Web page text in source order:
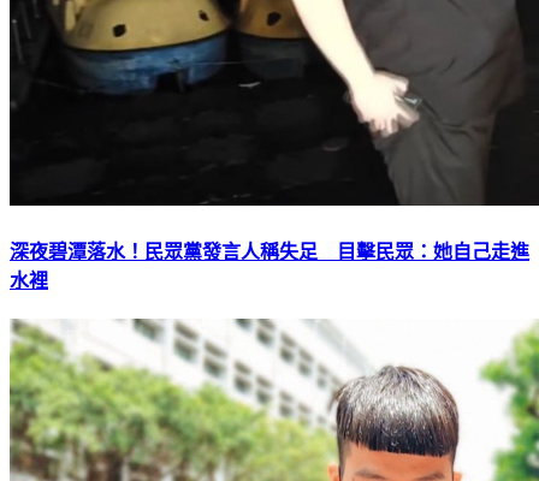
深夜碧潭落水！民眾黨發言人稱失足 目擊民眾：她自己走進